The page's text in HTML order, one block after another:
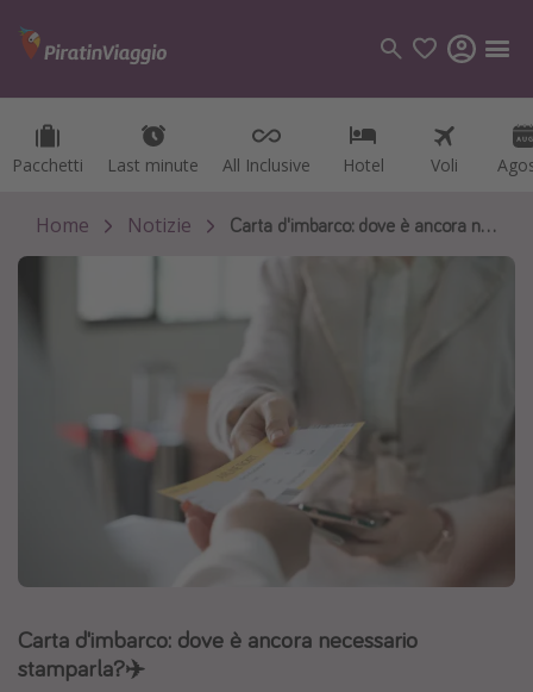
Pacchetti Last minute All Inclusive Hotel Voli
Pacchetti Last minute All Inclusive Hotel Voli
Categorie
Voli
Hotel
Crociere
Tutte le destinazioni
Egitto
Tunisia
Home Notizie Carta d'imbarco: dove è ancora necessario stamparla?✈️
Carta d'imbarco: dove è ancora necessario
stamparla?✈️